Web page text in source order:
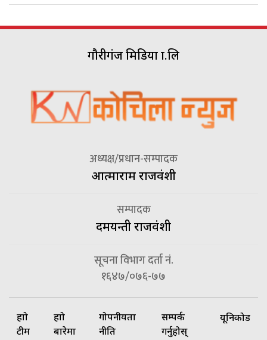
गौरीगंज मिडिया प्रा.लि
अध्यक्ष/प्रधान-सम्पादक
आत्माराम राजवंशी
सम्पादक
दमयन्ती राजवंशी
सूचना विभाग दर्ता नं.
१६४७/०७६-७७
हाम्रो
टीम
हाम्रो
बारेमा
गोपनीयता
नीति
सम्पर्क
गर्नुहोस्
यूनिकोड